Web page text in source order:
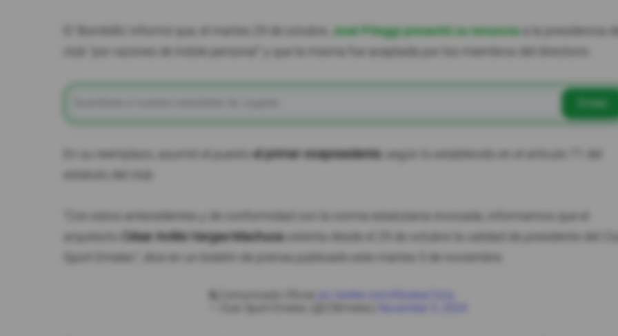
El 'Bombillo' informó que, el martes 29 de octubre, José Pileggi presentó su renunciaa la presidencia
club "por razones de índole personal" y que la misma fue aceptada por los miembros del directorio.
Enviar
En su reemplazo, asumió el puesto el primer vicepresidente , según lo establecido en el artículo 71 del
"Con estos antecedentes y de conformidad con la norma estatutaria invocada, informamos que el
arquitecto
César Avilés Vargas-Machucaostenta desde el 29 de octubre la calidad de presidente del
Sport Emelec", dice en un boletín de prensa publicado este martes 5 de noviembre.